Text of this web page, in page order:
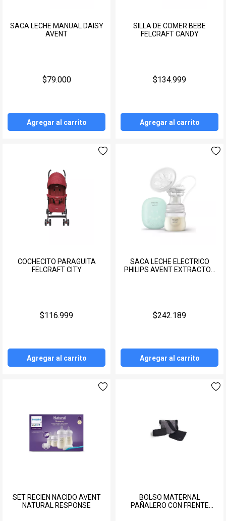
SACA LECHE MANUAL DAISY
AVENT
$79.000
Agregar al carrito
SILLA DE COMER BEBE
FELCRAFT CANDY
$134.999
Agregar al carrito
COCHECITO PARAGUITA
FELCRAFT CITY
$116.999
Agregar al carrito
SACA LECHE ELECTRICO
PHILIPS AVENT EXTRACTOR
$242.189
Agregar al carrito
SET RECIEN NACIDO AVENT
NATURAL RESPONSE
BOLSO MATERNAL
PAÑALERO CON FRENTE